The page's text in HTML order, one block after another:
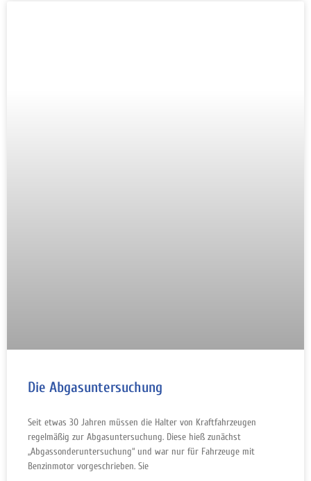
Die Abgasuntersuchung
Seit etwas 30 Jahren müssen die Halter von Kraftfahrzeugen
regelmäßig zur Abgasuntersuchung. Diese hieß zunächst
„Abgassonderuntersuchung“ und war nur für Fahrzeuge mit
Benzinmotor vorgeschrieben. Sie